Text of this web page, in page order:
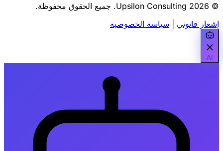
© 2026 Upsilon Consulting. جميع الحقوق محفوظة.
إشعار قانوني
سياسة الخصوصية
AI